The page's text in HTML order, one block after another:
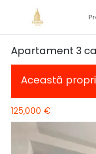
Apartament 3
Această
125,000 €